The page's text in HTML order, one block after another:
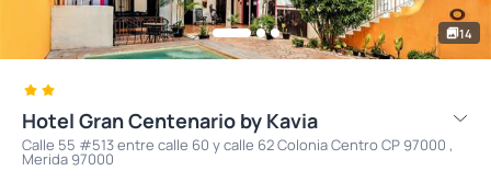
14
Hotel Gran Centenario by Kavia
Calle 55 #513 entre calle 60 y calle 62 Colonia Centro CP 97000 ,
Merida 97000